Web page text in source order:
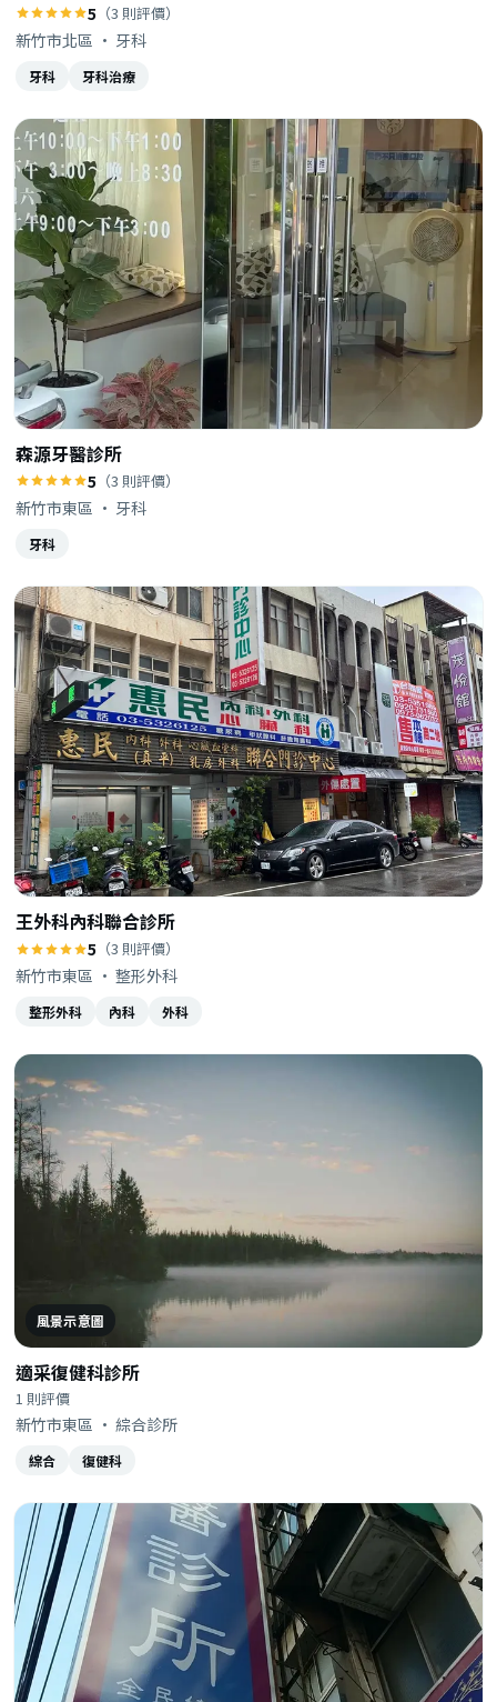
5 （3 則評價）
新竹市北區 · 牙科
牙科 牙科治療
森源牙醫診所
5 （3 則評價）
新竹市東區 · 牙科
牙科
王外科內科聯合診所
5 （3 則評價）
新竹市東區 · 整形外科
整形外科 內科 外科
風景示意圖
適采復健科診所
1 則評價
新竹市東區 · 綜合診所
綜合 復健科